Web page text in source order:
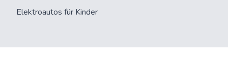
Elektroautos für Kinder